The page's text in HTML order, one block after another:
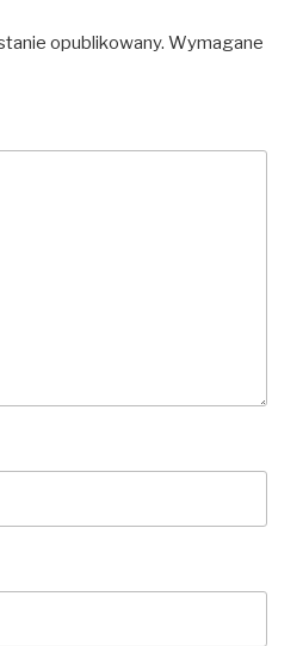
opublikowany. Wymagane